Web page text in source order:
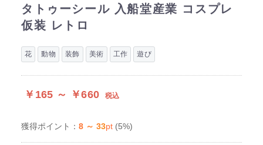
タトゥーシール 入船堂産業 コスプレ
仮装 レトロ
花 動物 装飾 美術 工作 遊び
￥165 ～ ￥660 税込
獲得ポイント： 8 ～ 33pt (5%)